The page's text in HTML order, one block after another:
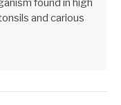
found in high
and carious